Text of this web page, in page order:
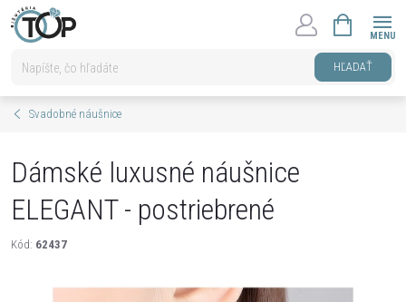
Prejsť
na
HĽADAŤ
KOŠÍK
Svadobné náušnice
Dámské luxusné náušnice
ELEGANT - postriebrené
Kód: 62437